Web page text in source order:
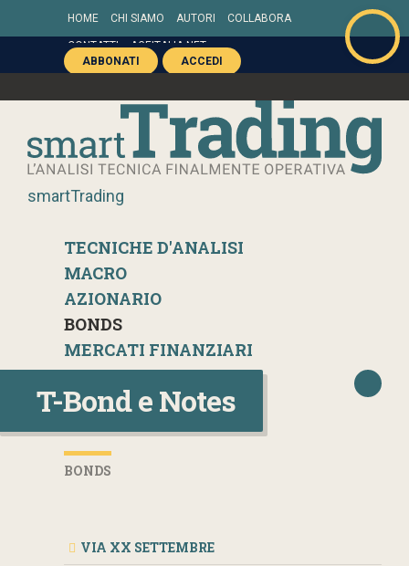
HOME CHI SIAMO AUTORI COLLABORA
CONTATTI
AGEITALIA.NET
ABBONATI
ACCEDI
smartTrading
TECNICHE D'ANALISI
MACRO
AZIONARIO
BONDS
MERCATI FINANZIARI
T-Bond e Notes
BONDS
VIA XX SETTEMBRE